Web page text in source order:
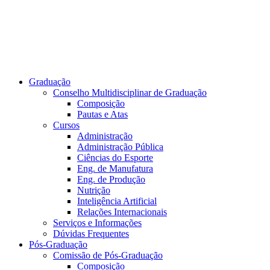
Graduação
Conselho Multidisciplinar de Graduação
Composição
Pautas e Atas
Cursos
Administração
Administração Pública
Ciências do Esporte
Eng. de Manufatura
Eng. de Produção
Nutrição
Inteligência Artificial
Relações Internacionais
Serviços e Informações
Dúvidas Frequentes
Pós-Graduação
Comissão de Pós-Graduação
Composição